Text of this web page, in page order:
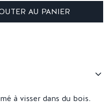
AU PANIER
à visser dans du bois.